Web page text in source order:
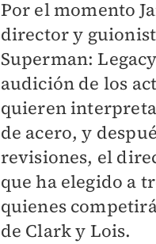
Por el momento
director y
Superman:
audición de los
quieren
de acero, y
revisiones, el
que ha elegido a
quienes
de Clark y Lois.